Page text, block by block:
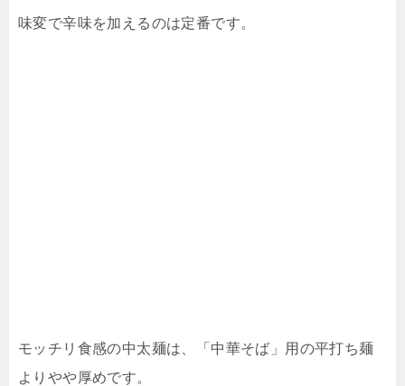
味変で辛味を加えるのは定番です。
モッチリ食感の中太麺は、「中華そば」用の平打ち麺
よりやや厚めです。